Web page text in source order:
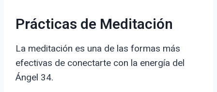
Prácticas de Meditación
La meditación es una de las formas más
efectivas de conectarte con la energía del
Ángel 34.